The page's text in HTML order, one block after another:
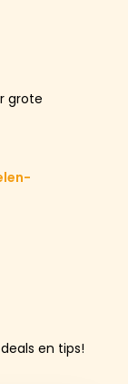
grote
en tips!